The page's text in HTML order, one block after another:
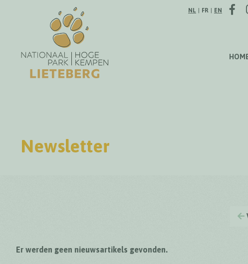
Suivez-nous sur
NL FR EN
Newsletter
Er werden geen nieuwsartikels gevonden.